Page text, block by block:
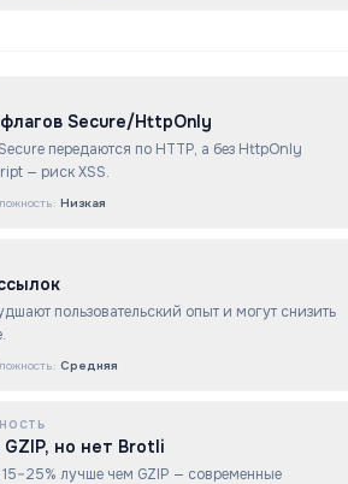
Secure/HttpOnly
передаются по HTTP, а без HttpOnly
— риск XSS.
Низкая
пользовательский опыт и могут снизить
Средняя
GZIP, но нет Brotli
лучше чем GZIP — современные